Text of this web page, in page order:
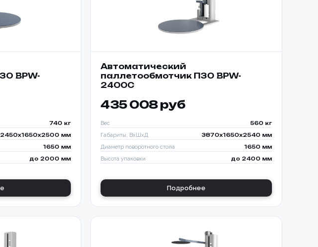
BPW-
740 кг
2450х1650х2500 мм
1650 мм
до 2000 мм
Автоматический
паллетообмотчик ПЗО BPW-
2400C
435 008 руб
Вес 560 кг
Габариты, ВхШхД 3870х1650х2540 мм
Диаметр поворотного стола 1650 мм
Высота упаковки до 2400 мм
Подробнее